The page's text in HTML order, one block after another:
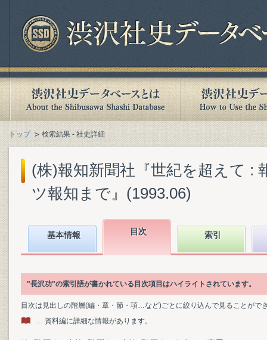
トップ 検索結果 - 社史詳細
(株)報知新聞社『世紀を超えて :
ツ報知まで』(1993.06)
基本情報 目次 索引
"長沢功"の索引語が書かれている目次項目はハイライトされています。
目次は見出しの階層(編・章・節・項…など)ごとに絞り込んで見ることがで
… 資料編に詳細な情報があります。